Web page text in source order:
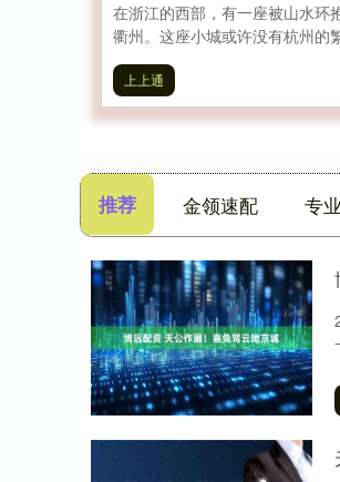
在浙江的西部，有一座被山水环
衢州。这座小城或许没有杭州的
上上通
推荐 金领速配 专